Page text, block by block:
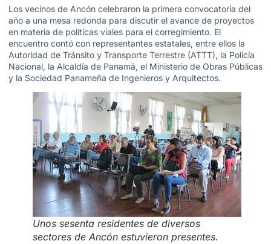
Los vecinos de Ancón celebraron la primera convocatoria del
año a una mesa redonda para discutir el avance de proyectos
en materia de políticas viales para el corregimiento. El
encuentro contó con representantes estatales, entre ellos la
Autoridad de Tránsito y Transporte Terrestre (ATTT), la Policía
Nacional, la Alcaldía de Panamá, el Ministerio de Obras Públicas
y la Sociedad Panameña de Ingenieros y Arquitectos.
Unos sesenta residentes de diversos
sectores de Ancón estuvieron presentes.